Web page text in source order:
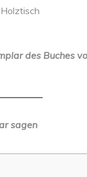
des Buches
sagen